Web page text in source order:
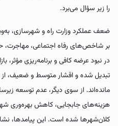
را زیر سؤال می‌برد.
ضعف عملکرد وزارت راه و شهرسازی،
بر شاخص‌های رفاه اجتماعی، مهاجرت،
در نبود عرضه کافی و برنامه‌ریزی مؤثر،
تبدیل شده و اقشار متوسط و ضعیف،
مانده‌اند. از سوی دیگر، عدم توسعه
هزینه‌های جابجایی، کاهش بهره‌وری
کلان‌شهرها شده است. این پیامدها،